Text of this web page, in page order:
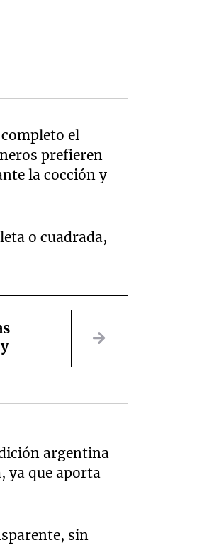
el
prefieren
la cocción y
o cuadrada,
argentina
ya que aporta
sin